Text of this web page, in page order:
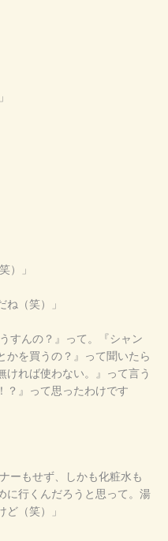
）」
ね（笑）」
すんの？』って。『シャン
かを買うの？』って聞いたら
ければ使わない。』って言う
？』って思ったわけです
ーもせず、しかも化粧水も
に行くんだろうと思って。湯
ど（笑）」